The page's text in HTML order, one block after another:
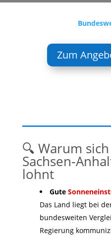
Zum
🔍 Warum
lohnt
Gute
Das Land liegt bei
bundesweiten
Regierung